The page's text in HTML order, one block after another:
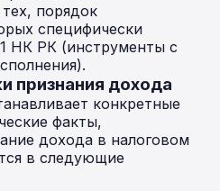
порядок
специфически
НК РК (инструменты с
признания дохода
конкретные
факты,
дохода в налоговом
в следующие